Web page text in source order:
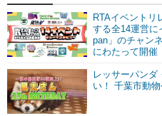
ニコニコQ
RTAイベントリ
する全14運営に
pan」のチャン
にわたって開催
レッサーパンダ
い！ 千葉市動